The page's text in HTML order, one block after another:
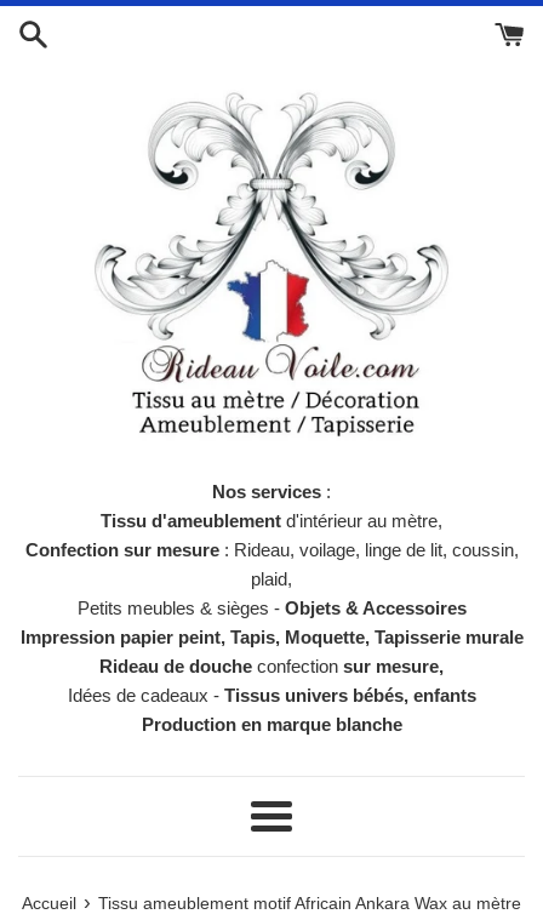
Passer
Nos services :
Tissu d'ameublement d'intérieur au mètre,
Confection sur mesure: Rideau, voilage, linge de lit, coussin,
plaid,
Petits meubles & sièges - Objets & Accessoires
Impression papier peint, Tapis, Moquette, Tapisserie murale
Rideau de douche confection sur mesure,
Idées de cadeaux - Tissus univers bébés, enfants
Production en marque blanche
Menu
Accueil › Tissu ameublement motif Africain Ankara Wax au mètre